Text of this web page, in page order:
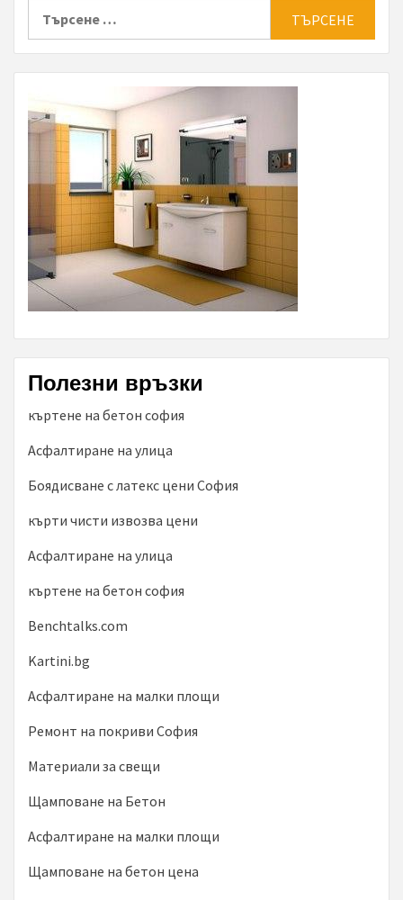
Полезни връзки
къртене на бетон софия
Асфалтиране на улица
Боядисване с латекс цени София
кърти чисти извозва цени
Асфалтиране на улица
къртене на бетон софия
Benchtalks.com
Kartini.bg
Асфалтиране на малки площи
Ремонт на покриви София
Материали за свещи
Щамповане на Бетон
Асфалтиране на малки площи
Щамповане на бетон цена